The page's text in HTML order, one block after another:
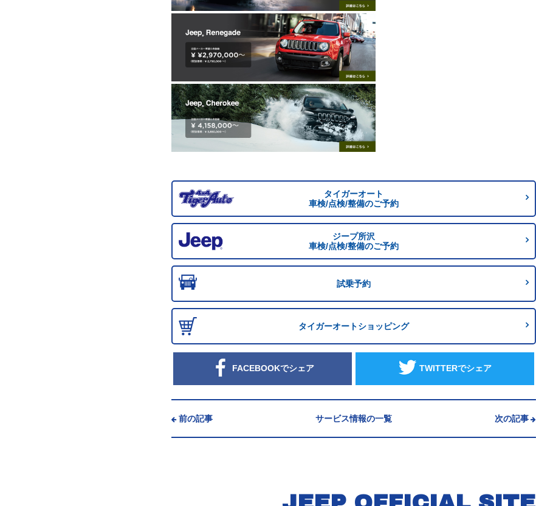
タイガーオート
車検/点検/整備のご予約
ジープ所沢
車検/点検/整備のご予約
試乗予約
タイガーオートショッピング
FACEBOOKでシェア TWITTERでシェア
前の記事 サービス情報の一覧 次の記事